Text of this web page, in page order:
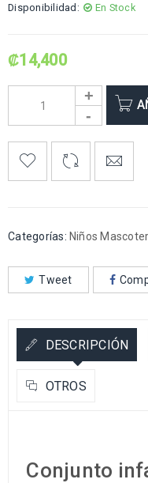
Disponibilidad: En Stock
₡14,400
Categorías: Niños
Tweet
DESCRIPCIÓN
OTROS
Conjunto